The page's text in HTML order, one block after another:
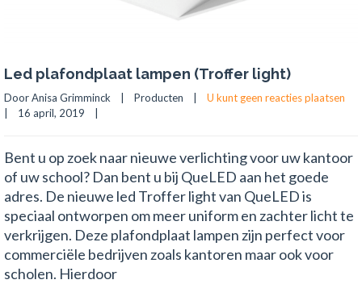
Led plafondplaat lampen (Troffer light)
Door Anisa Grimminck    | Producten
U kunt geen reacties plaatsen
|    16 april, 2019    |
Bent u op zoek naar nieuwe verlichting voor uw kantoor
of uw school? Dan bent u bij QueLED aan het goede
adres. De nieuwe led Troffer light van QueLED is
speciaal ontworpen om meer uniform en zachter licht te
verkrijgen. Deze plafondplaat lampen zijn perfect voor
commerciële bedrijven zoals kantoren maar ook voor
scholen. Hierdoor